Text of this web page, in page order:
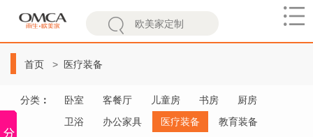
欧
首页 医疗装备
分类 ： 卧室 客餐厅 儿童房 书房
厨房
卫浴
办公家具 医疗装备
教育装备